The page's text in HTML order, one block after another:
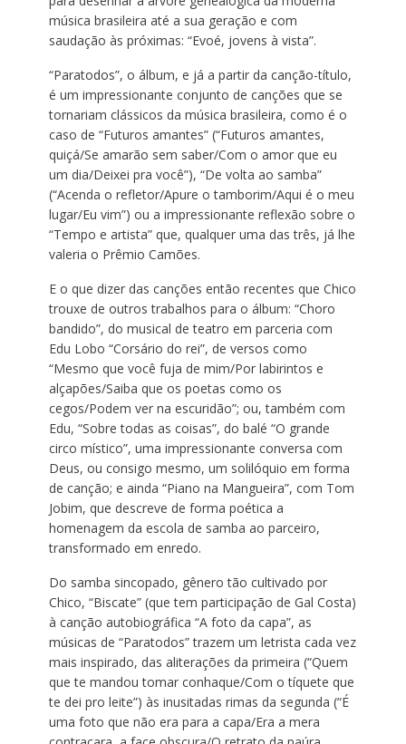
música brasileira até a sua geração e com
saudação às próximas: “Evoé, jovens à vista”.
“Paratodos”, o álbum, e já a partir da canção-título,
é um impressionante conjunto de canções que se
tornariam clássicos da música brasileira, como é o
caso de “Futuros amantes” (“Futuros amantes,
quiçá/Se amarão sem saber/Com o amor que eu
um dia/Deixei pra você”), “De volta ao samba”
(“Acenda o refletor/Apure o tamborim/Aqui é o meu
lugar/Eu vim”) ou a impressionante reflexão sobre o
“Tempo e artista” que, qualquer uma das três, já lhe
valeria o Prêmio Camões.
E o que dizer das canções então recentes que Chico
trouxe de outros trabalhos para o álbum: “Choro
bandido”, do musical de teatro em parceria com
Edu Lobo “Corsário do rei”, de versos como
“Mesmo que você fuja de mim/Por labirintos e
alçapões/Saiba que os poetas como os
cegos/Podem ver na escuridão”; ou, também com
Edu, “Sobre todas as coisas”, do balé “O grande
circo místico”, uma impressionante conversa com
Deus, ou consigo mesmo, um solilóquio em forma
de canção; e ainda “Piano na Mangueira”, com Tom
Jobim, que descreve de forma poética a
homenagem da escola de samba ao parceiro,
transformado em enredo.
Do samba sincopado, gênero tão cultivado por
Chico, “Biscate” (que tem participação de Gal Costa)
à canção autobiográfica “A foto da capa”, as
músicas de “Paratodos” trazem um letrista cada vez
mais inspirado, das aliterações da primeira (“Quem
que te mandou tomar conhaque/Com o tíquete que
te dei pro leite”) às inusitadas rimas da segunda (“É
uma foto que não era para a capa/Era a mera